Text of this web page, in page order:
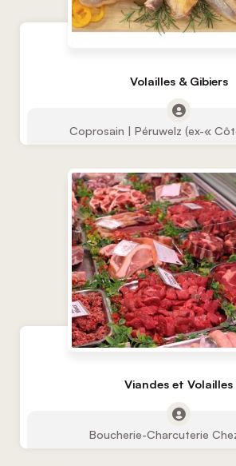
Volailles & Gibiers
Coprosain | Péruwelz (ex-«
Viandes et Volailles
Boucherie-Charcuterie